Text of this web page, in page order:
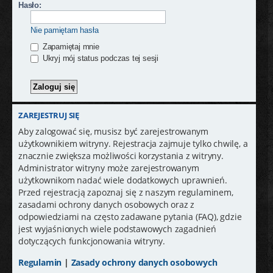
Hasło:
Nie pamiętam hasła
Zapamiętaj mnie
Ukryj mój status podczas tej sesji
ZAREJESTRUJ SIĘ
Aby zalogować się, musisz być zarejestrowanym
użytkownikiem witryny. Rejestracja zajmuje tylko chwilę, a
znacznie zwiększa możliwości korzystania z witryny.
Administrator witryny może zarejestrowanym
użytkownikom nadać wiele dodatkowych uprawnień.
Przed rejestracją zapoznaj się z naszym regulaminem,
zasadami ochrony danych osobowych oraz z
odpowiedziami na często zadawane pytania (FAQ), gdzie
jest wyjaśnionych wiele podstawowych zagadnień
dotyczących funkcjonowania witryny.
Regulamin | Zasady ochrony danych osobowych